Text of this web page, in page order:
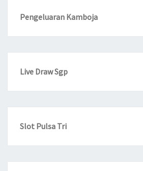
Pengeluaran Kamboja
Live Draw Sgp
Slot Pulsa Tri